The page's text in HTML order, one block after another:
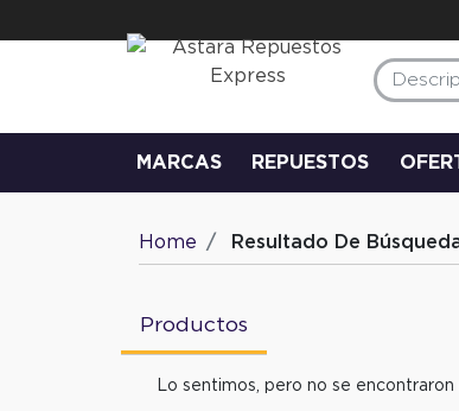
MARCAS REPUESTOS
Home Resultado De
Productos
Lo sentimos, pero no se encontraron